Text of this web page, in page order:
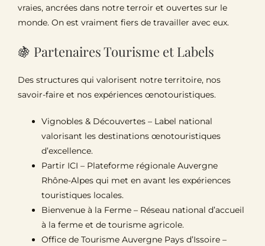
Partenaires
vraies, ancrées dans notre terroir et ouvertes sur le
monde. On est vraiment fiers de travailler avec eux.
🍇 Partenaires Tourisme et Labels
Des structures qui valorisent notre territoire, nos
savoir-faire et nos expériences œnotouristiques.
Vignobles & Découvertes – Label national
valorisant les destinations œnotouristiques
d’excellence.
Partir ICI – Plateforme régionale Auvergne
Rhône-Alpes qui met en avant les expériences
touristiques locales.
Bienvenue à la Ferme – Réseau national d’accueil
à la ferme et de tourisme agricole.
Office de Tourisme Auvergne Pays d’Issoire –